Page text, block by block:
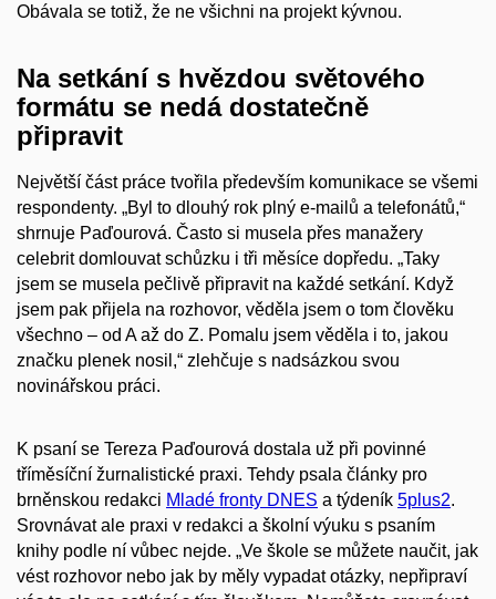
Obávala se totiž, že ne všichni na projekt kývnou.
Na setkání s hvězdou světového
formátu se nedá dostatečně
připravit
Největší část práce tvořila především komunikace se všemi
respondenty. „Byl to dlouhý rok plný e-mailů a telefonátů,“
shrnuje Paďourová. Často si musela přes manažery
celebrit domlouvat schůzku i tři měsíce dopředu. „Taky
jsem se musela pečlivě připravit na každé setkání. Když
jsem pak přijela na rozhovor, věděla jsem o tom člověku
všechno – od A až do Z. Pomalu jsem věděla i to, jakou
značku plenek nosil,“ zlehčuje s nadsázkou svou
novinářskou práci.
K psaní se Tereza Paďourová dostala už při povinné
tříměsíční žurnalistické praxi. Tehdy psala články pro
brněnskou redakci Mladé fronty DNES a týdeník 5plus2.
Srovnávat ale praxi v redakci a školní výuku s psaním
knihy podle ní vůbec nejde. „Ve škole se můžete naučit, jak
vést rozhovor nebo jak by měly vypadat otázky, nepřipraví